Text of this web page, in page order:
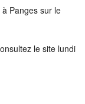
Panges sur le
le site lundi